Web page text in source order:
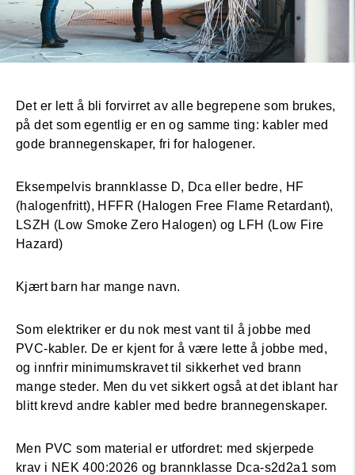
Det er lett å bli forvirret av alle begrepene som brukes,
på det som egentlig er en og samme ting: kabler med
gode brannegenskaper, fri for halogener.
Eksempelvis brannklasse D, Dca eller bedre, HF
(halogenfritt), HFFR (Halogen Free Flame Retardant),
LSZH (Low Smoke Zero Halogen) og LFH (Low Fire
Hazard)
Kjært barn har mange navn.
Som elektriker er du nok mest vant til å jobbe med
PVC-kabler. De er kjent for å være lette å jobbe med,
og innfrir minimumskravet til sikkerhet ved brann
mange steder. Men du vet sikkert også at det iblant har
blitt krevd andre kabler med bedre brannegenskaper.
Men PVC som material er utfordret: med skjerpede
krav i NEK 400:2026 og brannklasse Dca-s2d2a1 som